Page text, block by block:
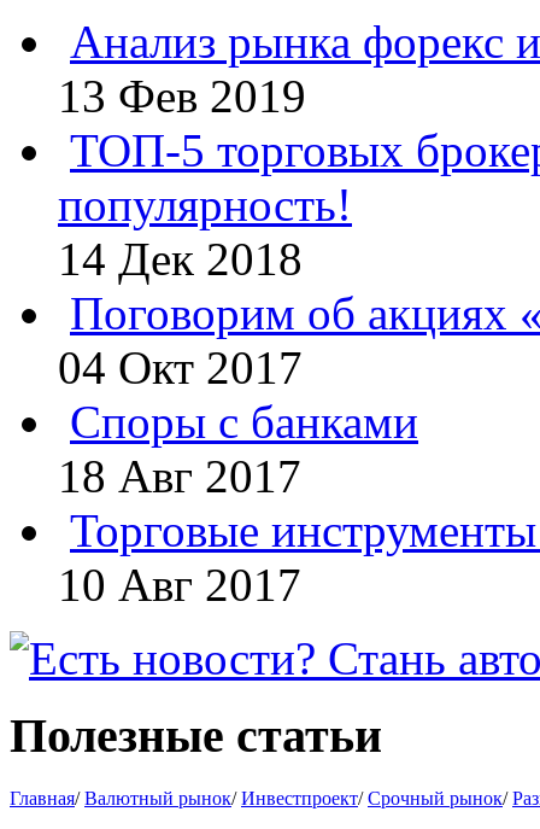
Анализ рынка форекс
13 Фев 2019
ТОП-5 торговых
популярность!
14 Дек 2018
Поговорим об акциях
04 Окт 2017
Споры с банками
18 Авг 2017
Торговые
10 Авг 2017
Полезные статьи
Главная/Валютный рынок/Инвестпроект/Срочный рынок/